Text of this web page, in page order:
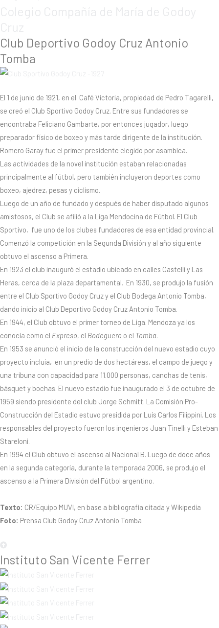
Club Deportivo Godoy Cruz Antonio
Tomba
El 1 de junio de 1921, en el Café Victoria, propiedad de Pedro Tagarelli,
se creó el Club Sportivo Godoy Cruz. Entre sus fundadores se
encontraba Feliciano Gambarte, por entonces jugador, luego
preparador físico de boxeo y más tarde dirigente de la institución.
Romero Garay fue el primer presidente elegido por asamblea.
Las actividades de la novel institución estaban relacionadas
principalmente al fútbol, pero también incluyeron deportes como
boxeo, ajedrez, pesas y ciclismo.
Luego de un año de fundado y después de haber disputado algunos
amistosos, el Club se afilió a la Liga Mendocina de Fútbol. El Club
Sportivo, fue uno de los clubes fundadores de esa entidad provincial.
Comenzó la competición en la Segunda División y al año siguiente
obtuvo el ascenso a Primera.
En 1923 el club inauguró el estadio ubicado en calles Castelli y Las
Heras, cerca de la plaza departamental. En 1930, se produjo la fusión
entre el Club Sportivo Godoy Cruz y el Club Bodega Antonio Tomba,
dando inicio al Club Deportivo Godoy Cruz Antonio Tomba.
En 1944, el Club obtuvo el primer torneo de Liga. Mendoza ya los
conocía como el Expreso, el Bodeguero o el Tomba.
En 1953 se anunció el inicio de la construcción del nuevo estadio cuyo
proyecto incluía, en un predio de dos hectáreas, el campo de juego y
una tribuna con capacidad para 11.000 personas, canchas de tenis,
básquet y bochas. El nuevo estadio fue inaugurado el 3 de octubre de
1959 siendo presidente del club Jorge Schmitt. La Comisión Pro-
Construcción del Estadio estuvo presidida por Luís Carlos Filippini. Los
responsables del proyecto fueron los ingenieros Juan Tinelli y Esteban
Stareloni.
En 1994 el Club obtuvo el ascenso al Nacional B. Luego de doce años
en la segunda categoría, durante la temporada 2006, se produjo el
ascenso a la Primera División del Fútbol argentino.
Texto: CR/Equipo MUVI, en base a bibliografía citada y Wikipedia
Foto: Prensa Club Godoy Cruz Antonio Tomba
Instituto San Vicente Ferrer